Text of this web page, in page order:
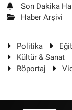
Son Dakika
Haber Arşivi
Politika
Kültür & Sanat
Röportaj